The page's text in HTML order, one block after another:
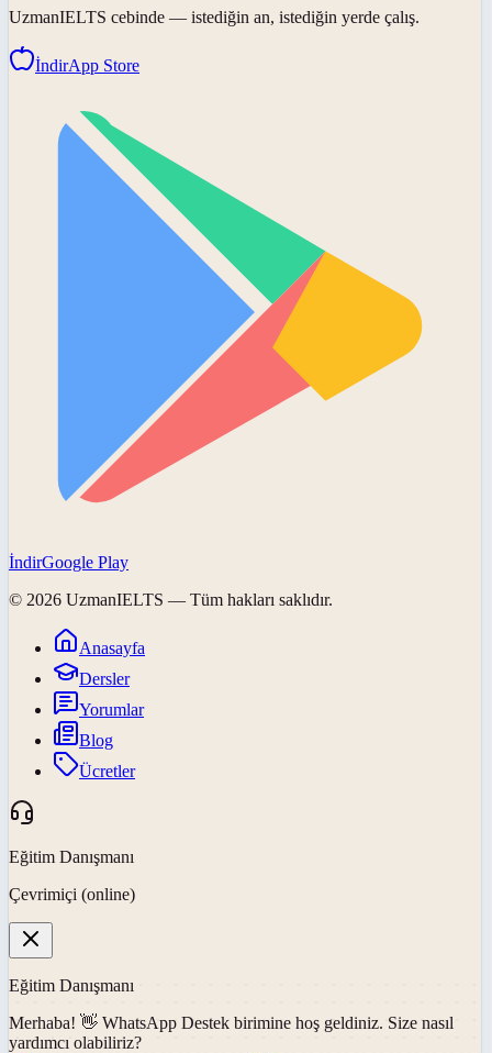
UzmanIELTS cebinde — istediğin an, istediğin yerde çalış.
İndirApp Store
İndirGoogle Play
© 2026 UzmanIELTS — Tüm hakları saklıdır.
Anasayfa
Dersler
Yorumlar
Blog
Ücretler
Eğitim Danışmanı
Çevrimiçi (online)
Eğitim Danışmanı
Merhaba! 👋 WhatsApp Destek birimine hoş geldiniz. Size nasıl
yardımcı olabiliriz?